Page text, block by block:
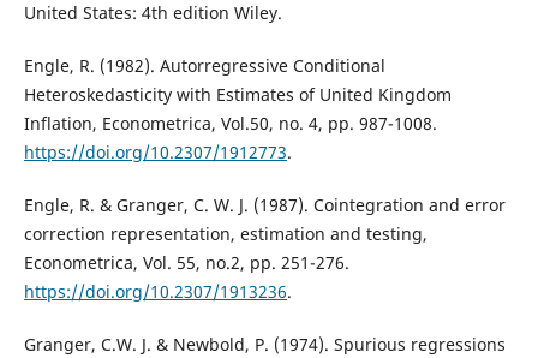
United States: 4th edition Wiley.
Engle, R. (1982). Autorregressive Conditional
Heteroskedasticity with Estimates of United Kingdom
Inflation, Econometrica, Vol.50, no. 4, pp. 987-1008.
https://doi.org/10.2307/1912773.
Engle, R. & Granger, C. W. J. (1987). Cointegration and error
correction representation, estimation and testing,
Econometrica, Vol. 55, no.2, pp. 251-276.
https://doi.org/10.2307/1913236.
Granger, C.W. J. & Newbold, P. (1974). Spurious regressions